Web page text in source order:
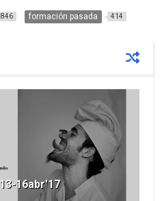
formación pasada 414
16abr'17